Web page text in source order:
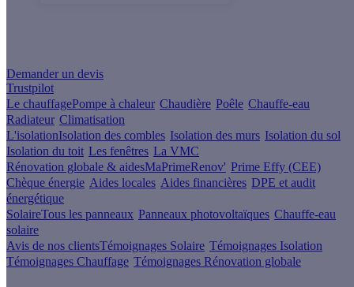
Demander un devis
Trustpilot
Le chauffagePompe à chaleur Chaudière Poêle Chauffe-eau
Radiateur Climatisation
L'isolationIsolation des combles Isolation des murs Isolation du sol
Isolation du toit Les fenêtres La VMC
Rénovation globale & aidesMaPrimeRenov' Prime Effy (CEE)
Chèque énergie Aides locales Aides financières DPE et audit
énergétique
SolaireTous les panneaux Panneaux photovoltaïques Chauffe-eau
solaire
Avis de nos clientsTémoignages Solaire Témoignages Isolation
Témoignages Chauffage Témoignages Rénovation globale